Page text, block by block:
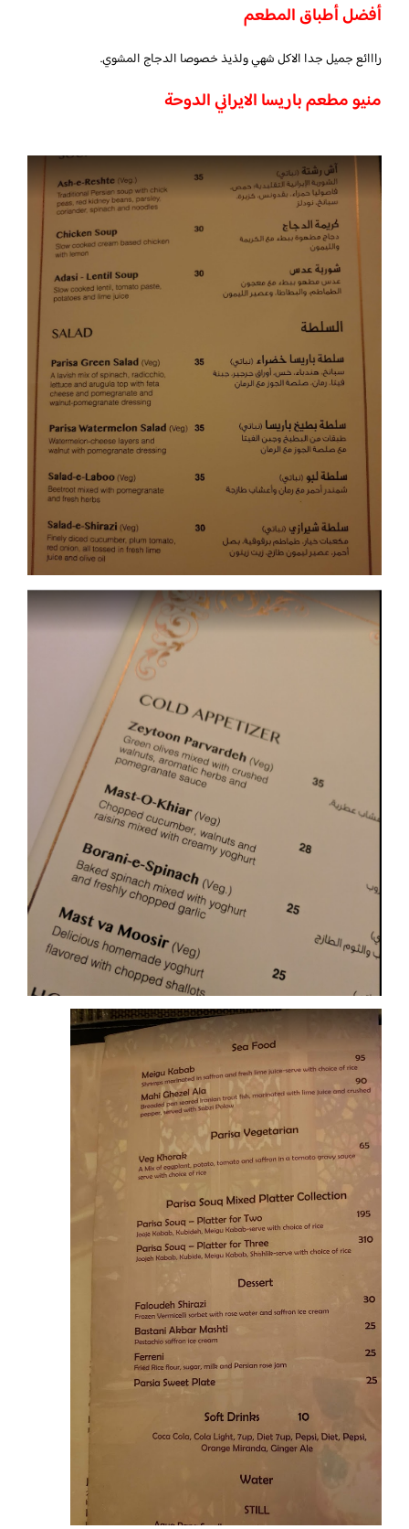
أفضل أطباق المطعم
رااائع جميل جدا الاكل شهي ولذيذ خصوصا الدجاج المشوي.
منيو مطعم باريسا الايراني الدوحة